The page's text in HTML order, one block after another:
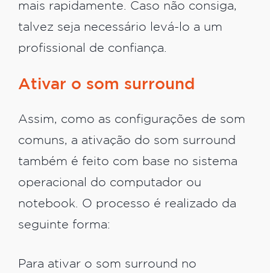
mais rapidamente. Caso não consiga,
talvez seja necessário levá-lo a um
profissional de confiança.
Ativar o som surround
Assim, como as configurações de som
comuns, a ativação do som surround
também é feito com base no sistema
operacional do computador ou
notebook. O processo é realizado da
seguinte forma:
Para ativar o som surround no